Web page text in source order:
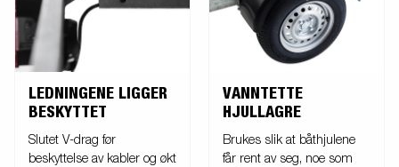
LEDNINGENE LIGGER
BESKYTTET
Slutet V-drag før
beskyttelse av kabler og økt
VANNTETTE
HJULLAGRE
Brukes slik at båthjulene
får rent av seg, noe som